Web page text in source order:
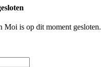
Moi is op dit moment gesloten.